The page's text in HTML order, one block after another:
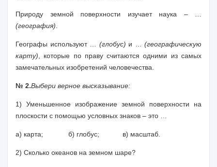
Природу земной поверхности изучает наука – …
(география)
Географы используют … (глобус) и … (географическую
карту) , которые по праву считаются одними из самых
замечательных изобретений человечества.
№ 2.Выбери верное высказывание:
1) Уменьшенное изображение земной поверхности на
плоскости с помощью условных знаков – это …
а) карта; б) глобус; в) масштаб.
2) Сколько океанов на земном шаре?